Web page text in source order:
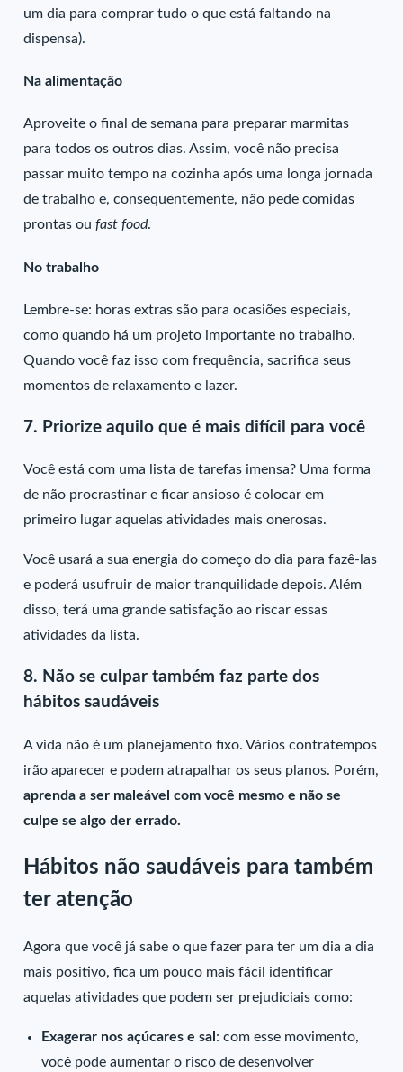
um dia para comprar tudo o que está faltando na
dispensa).
Na alimentação
Aproveite o final de semana para preparar marmitas
para todos os outros dias. Assim, você não precisa
passar muito tempo na cozinha após uma longa jornada
de trabalho e, consequentemente, não pede comidas
prontas oufast food.
No trabalho
Lembre-se: horas extras são para ocasiões especiais,
como quando há um projeto importante no trabalho.
Quando você faz isso com frequência, sacrifica seus
momentos de relaxamento e lazer.
7. Priorize aquilo que é mais difícil para você
Você está com uma lista de tarefas imensa? Uma forma
de não procrastinar e ficar ansioso é colocar em
primeiro lugar aquelas atividades mais onerosas.
Você usará a sua energia do começo do dia para fazê-las
e poderá usufruir de maior tranquilidade depois. Além
disso, terá uma grande satisfação ao riscar essas
atividades da lista.
8. Não se culpar também faz parte dos
hábitos saudáveis
A vida não é um planejamento fixo. Vários contratempos
irão aparecer e podem atrapalhar os seus planos. Porém,
aprenda a ser maleável com você mesmo e não se
culpe se algo der errado.
Hábitos não saudáveis para também
ter atenção
Agora que você já sabe o que fazer para ter um dia a dia
mais positivo, fica um pouco mais fácil identificar
aquelas atividades que podem ser prejudiciais como:
Exagerar nos açúcares e sal: com esse movimento,
você pode aumentar o risco de desenvolver